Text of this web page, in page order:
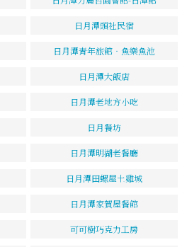
日月潭頭社民宿
日月潭青年旅館‧魚樂魚池
日月潭大飯店
日月潭老地方小吃
日月餐坊
日月潭明湖老餐廳
日月潭田螺屋土雞城
日月潭家賀屋餐館
可可樹巧克力工房